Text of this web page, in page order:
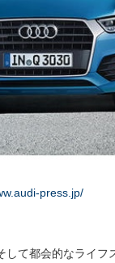
press.jp/
て都会的なライ